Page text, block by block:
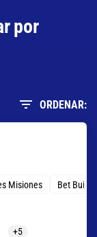
por
ORDENAR:
Misiones Bet
+5